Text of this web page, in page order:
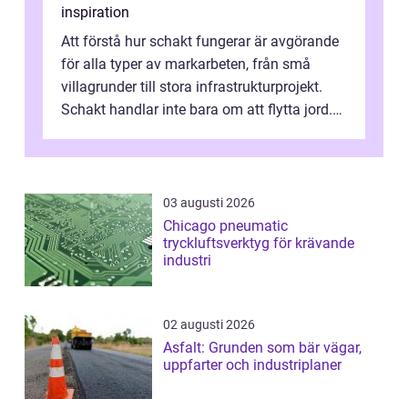
inspiration
Att förstå hur schakt fungerar är avgörande
för alla typer av markarbeten, från små
villagrunder till stora infrastrukturprojekt.
Schakt handlar inte bara om att flytta jord.
03 augusti 2026
Chicago pneumatic
tryckluftsverktyg för krävande
industri
02 augusti 2026
Asfalt: Grunden som bär vägar,
uppfarter och industriplaner